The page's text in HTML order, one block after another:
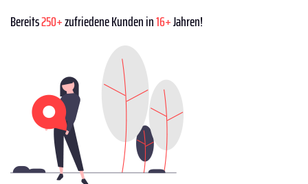
Bereits250+zufriedene Kunden in16+Jahren!